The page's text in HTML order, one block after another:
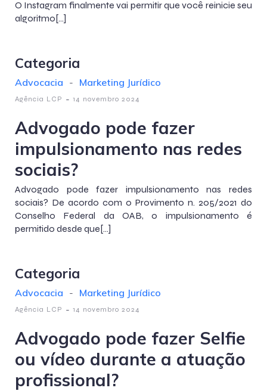
O Instagram finalmente vai permitir que você reinicie seu
algoritmo[…]
Categoria
Advocacia - Marketing Jurídico
Agência LCP - 14 novembro 2024
Advogado pode fazer
impulsionamento nas redes
sociais?
Advogado pode fazer impulsionamento nas redes
sociais? De acordo com o Provimento n. 205/2021 do
Conselho Federal da OAB, o impulsionamento é
permitido desde que[…]
Categoria
Advocacia - Marketing Jurídico
Agência LCP - 14 novembro 2024
Advogado pode fazer Selfie
ou vídeo durante a atuação
profissional?